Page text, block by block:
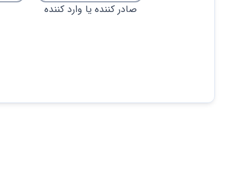
صادر کننده یا وارد کننده